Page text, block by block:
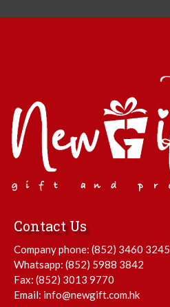
Contact Us
Company phone: (852) 3460 3245
Whatsapp: (852) 5988 3842
Fax: (852) 3013 9770
Email: info@newgift.com.hk